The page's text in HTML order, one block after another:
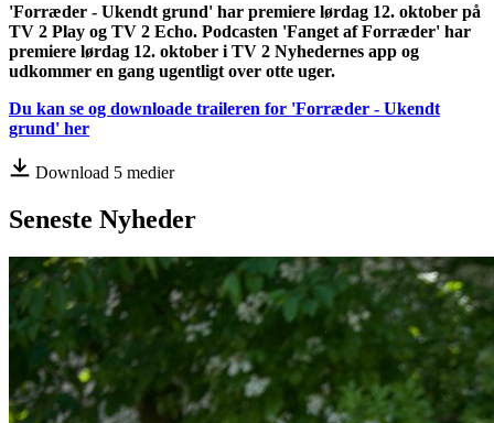
'Forræder - Ukendt grund' har premiere lørdag 12. oktober på
TV 2 Play og TV 2 Echo. Podcasten 'Fanget af Forræder' har
premiere lørdag 12. oktober i TV 2 Nyhedernes app og
udkommer en gang ugentligt over otte uger.
Du kan se og downloade traileren for 'Forræder - Ukendt
grund' her
Download 5 medier
Seneste Nyheder